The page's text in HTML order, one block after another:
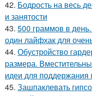
42. Бодрость на весь
и занятости
43. 500 граммов в
один лайфхак для
44. Обустройство
размера.
идеи для поддержания
45. Зашпаклевать